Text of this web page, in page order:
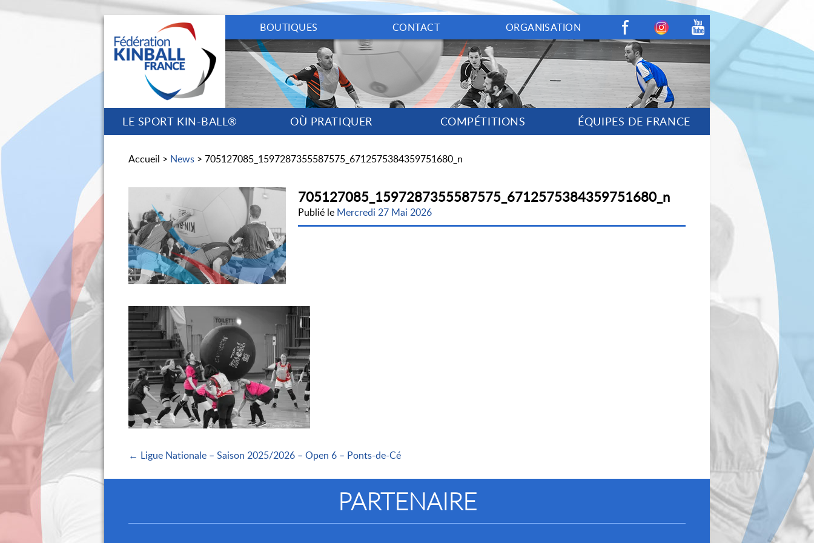
BOUTIQUES CONTACT ORGANISATION
LE SPORT KIN-BALL® OÙ PRATIQUER COMPÉTITIONS ÉQUIPES DE FRANCE
FacebookInstagramYoutube
Accueil > News > 705127085_1597287355587575_6712575384359751680_n
705127085_1597287355587575_6712575384359751680_n
Publié le Mercredi 27 Mai 2026
← Ligue Nationale – Saison 2025/2026 – Open 6 – Ponts-de-Cé
PARTENAIRE